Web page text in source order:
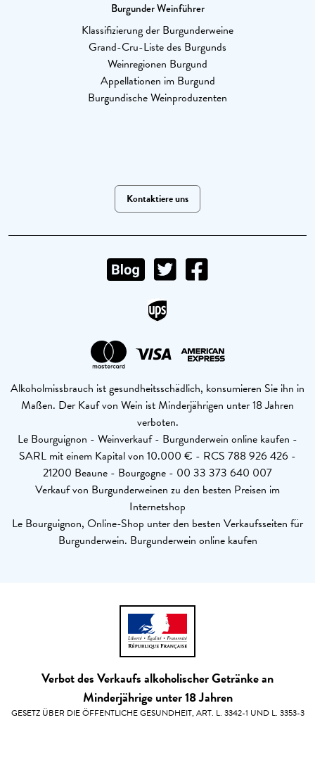
Burgunder Weinführer
Klassifizierung der Burgunderweine
Grand-Cru-Liste des Burgunds
Weinregionen Burgund
Appellationen im Burgund
Burgundische Weinproduzenten
Kontaktiere uns
Alkoholmissbrauch ist gesundheitsschädlich, konsumieren Sie ihn in
Maßen. Der Kauf von Wein ist Minderjährigen unter 18 Jahren
verboten.
Le Bourguignon - Weinverkauf - Burgunderwein online kaufen -
SARL mit einem Kapital von 10.000 € - RCS 788 926 426 -
21200 Beaune - Bourgogne - 00 33 373 640 007
Verkauf von Burgunderweinen zu den besten Preisen im
Internetshop
Le Bourguignon, Online-Shop unter den besten Verkaufsseiten für
Burgunderwein. Burgunderwein online kaufen
Verbot des Verkaufs alkoholischer Getränke an
Minderjährige unter 18 Jahren
GESETZ ÜBER DIE ÖFFENTLICHE GESUNDHEIT, ART. L. 3342-1 UND L. 3353-3